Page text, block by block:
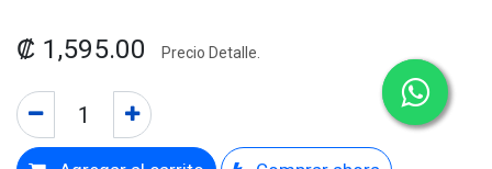
₡ 1,595.00 Precio Detalle.